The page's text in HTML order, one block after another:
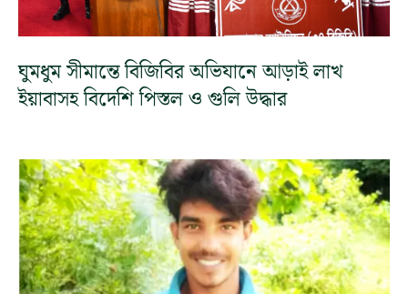
ঘুমধুম সীমান্তে বিজিবির অভিযানে আড়াই লাখ
ইয়াবাসহ বিদেশি পিস্তল ও গুলি উদ্ধার